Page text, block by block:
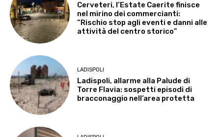
Cerveteri, l’Estate Caerite finisce
nel mirino dei commercianti:
“Rischio stop agli eventi e danni alle
attività del centro storico”
LADISPOLI
Ladispoli, allarme alla Palude di
Torre Flavia: sospetti episodi di
bracconaggio nell’area protetta